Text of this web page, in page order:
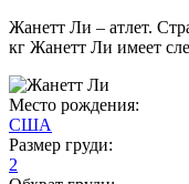
Жанетт Ли – атлет.
кг Жанетт Ли имеет
Место рождения:
США
Размер груди:
2